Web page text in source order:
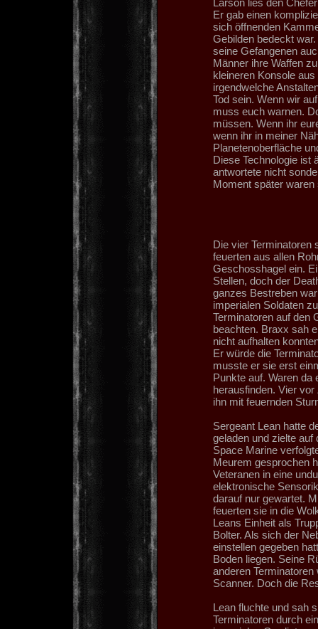
Larson lies den
Er gab einen
sich öffnenden
Gebilden bedeckt
seine Gefangenen
Männer ihre Waffen
kleineren Konsole
irgendwelche
Tod sein. Wenn wir
muss euch warnen.
müssen. Wenn ihr
wenn ihr in meiner
Planetenoberfläche
Diese Technologie ist
antwortete nicht
Moment später
Die vier Terminatoren
feuerten aus allen
Geschosshagel ein.
Stellen, doch der
ganzes Bestreben
imperialen Soldaten
Terminatoren auf den
beachten. Braxx sah
nicht aufhalten
Er würde die
musste er sie erst
Punkte auf. Waren
herausfinden. Vier
ihn mit feuernden
Sergeant Lean hatte
geladen und zielte
Space Marine
Meurem gesprochen
Veteranen in eine
elektronische
darauf nur gewartet.
feuerten sie in die
Leans Einheit als
Bolter. Als sich der
einstellen gegeben
Boden liegen. Seine
anderen
Scanner. Doch die
Lean fluchte und sah
Terminatoren durch